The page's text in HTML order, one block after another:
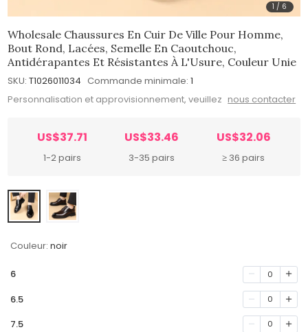
1 / 6
Wholesale Chaussures En Cuir De Ville Pour Homme,
Bout Rond, Lacées, Semelle En Caoutchouc,
Antidérapantes Et Résistantes À L'Usure, Couleur Unie
SKU: T1026011034 Commande minimale: 1
Personnalisation et approvisionnement, veuillez nous contacter
US$37.71
1-2 pairs
US$33.46
3-35 pairs
US$32.06
≥ 36 pairs
Couleur: noir
6 0
6.5 0
7.5 0